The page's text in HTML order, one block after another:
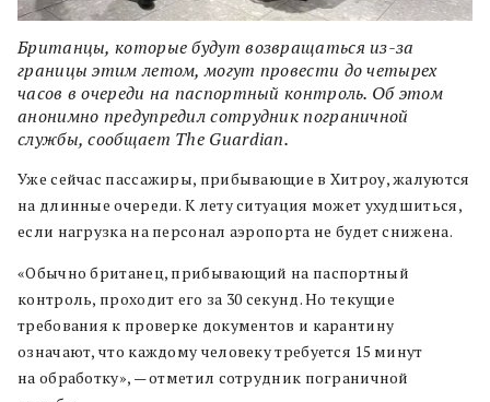
Британцы, которые будут возвращаться из-за
границы этим летом, могут провести до четырех
часов в очереди на паспортный контроль. Об этом
анонимно предупредил сотрудник пограничной
службы, сообщает The Guardian.
Уже сейчас пассажиры, прибывающие в Хитроу, жалуются
на длинные очереди. К лету ситуация может ухудшиться,
если нагрузка на персонал аэропорта не будет снижена.
«Обычно британец, прибывающий на паспортный
контроль, проходит его за 30 секунд. Но текущие
требования к проверке документов и карантину
означают, что каждому человеку требуется 15 минут
на обработку», — отметил сотрудник пограничной